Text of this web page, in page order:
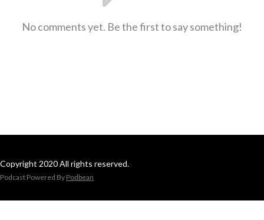
No comments yet. Be the first to say something!
Copyright 2020 All rights reserved.
Podcast Powered By Podbean